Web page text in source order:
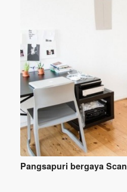
Pangsapuri bergaya